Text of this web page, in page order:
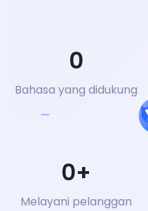
0
Bahasa yang didukung
0+
Melayani pelanggan